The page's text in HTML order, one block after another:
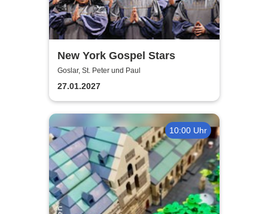
New York Gospel Stars
Goslar, St. Peter und Paul
27.01.2027
10:00 Uhr